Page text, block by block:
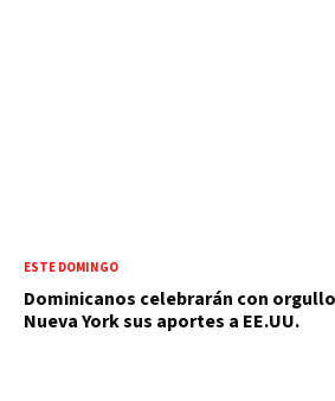
ESTE DOMINGO
Dominicanos celebrarán con
Nueva York sus aportes a EE.UU.